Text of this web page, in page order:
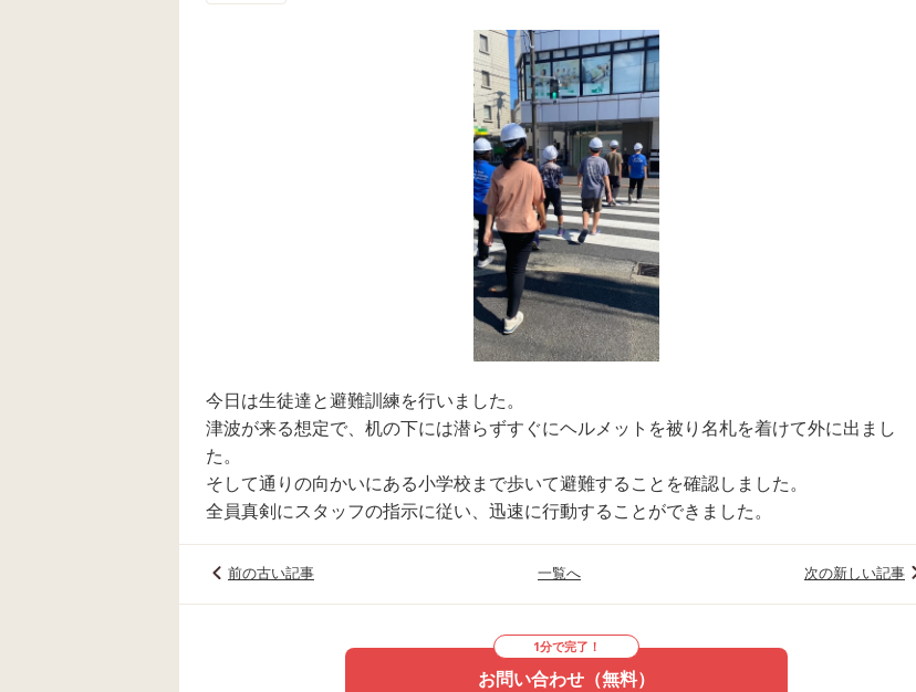
今日は生徒達と避難訓練を行いました。
津波が来る想定で、机の下には潜らずすぐにヘルメットを被り名札を着けて外に出まし
た。
そして通りの向かいにある小学校まで歩いて避難することを確認しました。
全員真剣にスタッフの指示に従い、迅速に行動することができました。
前の古い記事 一覧へ 次の新しい記事
1分で完了！
お問い合わせ（無料）